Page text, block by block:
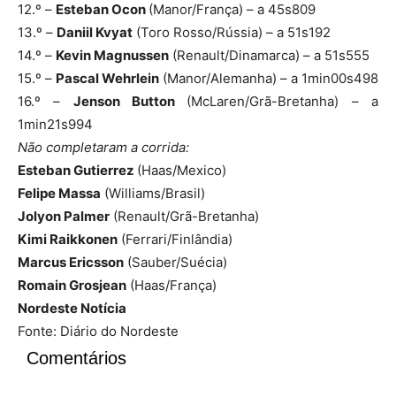
12.º – Esteban Ocon (Manor/França) – a 45s809
13.º – Daniil Kvyat (Toro Rosso/Rússia) – a 51s192
14.º – Kevin Magnussen (Renault/Dinamarca) – a 51s555
15.º – Pascal Wehrlein (Manor/Alemanha) – a 1min00s498
16.º – Jenson Button (McLaren/Grã-Bretanha) – a
1min21s994
Não completaram a corrida:
Esteban Gutierrez (Haas/Mexico)
Felipe Massa (Williams/Brasil)
Jolyon Palmer (Renault/Grã-Bretanha)
Kimi Raikkonen (Ferrari/Finlândia)
Marcus Ericsson (Sauber/Suécia)
Romain Grosjean (Haas/França)
Nordeste Notícia
Fonte: Diário do Nordeste
Comentários